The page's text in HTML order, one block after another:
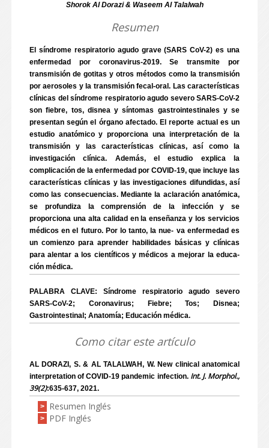
Shorok Al Dorazi & Waseem Al Talalwah
Resumen
El síndrome respiratorio agudo grave (SARS CoV-2) es una
enfermedad por coronavirus-2019. Se transmite por
transmisión de gotitas y otros métodos como la transmisión
por aerosoles y la transmisión fecal-oral. Las características
clínicas del síndrome respiratorio agudo severo SARS-CoV-2
son fiebre, tos, disnea y síntomas gastrointestinales y se
presentan según el órgano afectado. El reporte actual es un
estudio anatómico y proporciona una interpretación de la
transmisión y las características clínicas, así como la
investigación clínica. Además, el estudio explica la
complicación de la enfermedad por COVID-19, que incluye las
características clínicas y las investigaciones difundidas, así
como las consecuencias. Mediante la aclaración anatómica,
se profundiza la comprensión de la infección y se
proporciona una alta calidad en la enseñanza y los servicios
médicos en el futuro. Por lo tanto, la nue- va enfermedad es
un comienzo para aprender habilidades básicas y clínicas
para alentar a los científicos y médicos a mejorar la educa-
ción médica.
PALABRA CLAVE: Síndrome respiratorio agudo severo
SARS-CoV-2; Coronavirus; Fiebre; Tos; Disnea;
Gastrointestinal; Anatomía; Educación médica.
Como citar este artículo
AL DORAZI, S. & AL TALALWAH, W. New clinical anatomical
interpretation of COVID-19 pandemic infection. Int. J. Morphol.,
39(2):635-637, 2021.
> Resumen Inglés
> PDF Inglés